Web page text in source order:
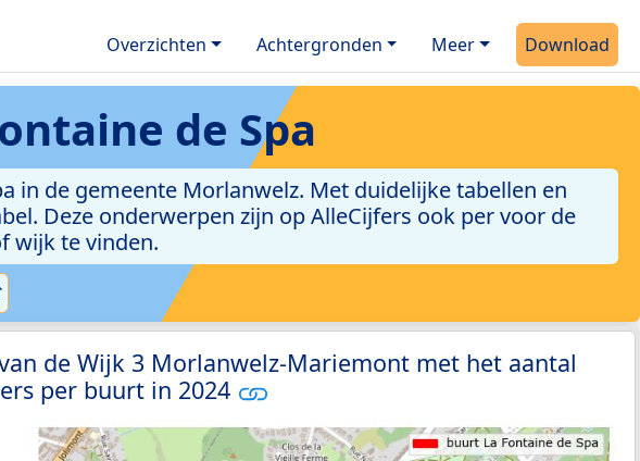
Overzichten Achtergronden Meer Download
de Spa
in de gemeente Morlanwelz. Met duidelijke tabellen en
Deze onderwerpen zijn op AlleCijfers ook per voor de
wijk te vinden.
de Wijk 3 Morlanwelz-Mariemont met het aantal
per buurt in 2024